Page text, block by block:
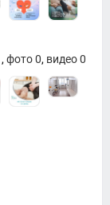
,фото 0, видео 0